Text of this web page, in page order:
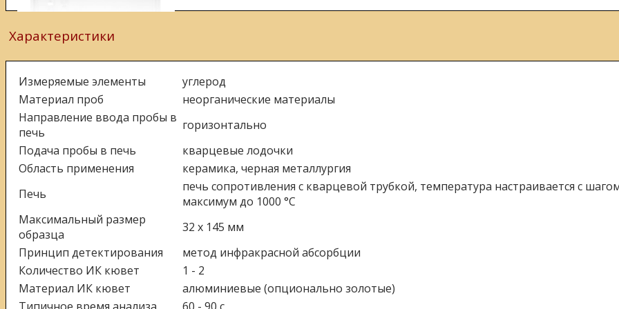
Характеристики
Измеряемые элементы
углерод
Материал проб
неорганические материалы
Направление ввода пробы в
печь
горизонтально
Подача пробы в печь
кварцевые лодочки
Область применения
керамика, черная металлургия
Печь
печь сопротивления с кварцевой трубкой, температура настраивается с
максимум до 1000 °C
Максимальный размер
образца
32 x 145 мм
Принцип детектирования
метод инфракрасной абсорбции
Количество ИК кювет
1 - 2
Материал ИК кювет
алюминиевые (опционально золотые)